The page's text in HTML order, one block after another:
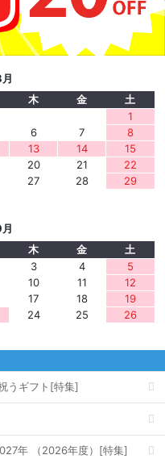
木 金
土
1
6 7
8
13 14
15
20 21
22
27 28
29
木 金
土
3 4
5
10 11
12
17 18
19
24 25
26
うギフト[特集]
年 （2026年度）[特集]